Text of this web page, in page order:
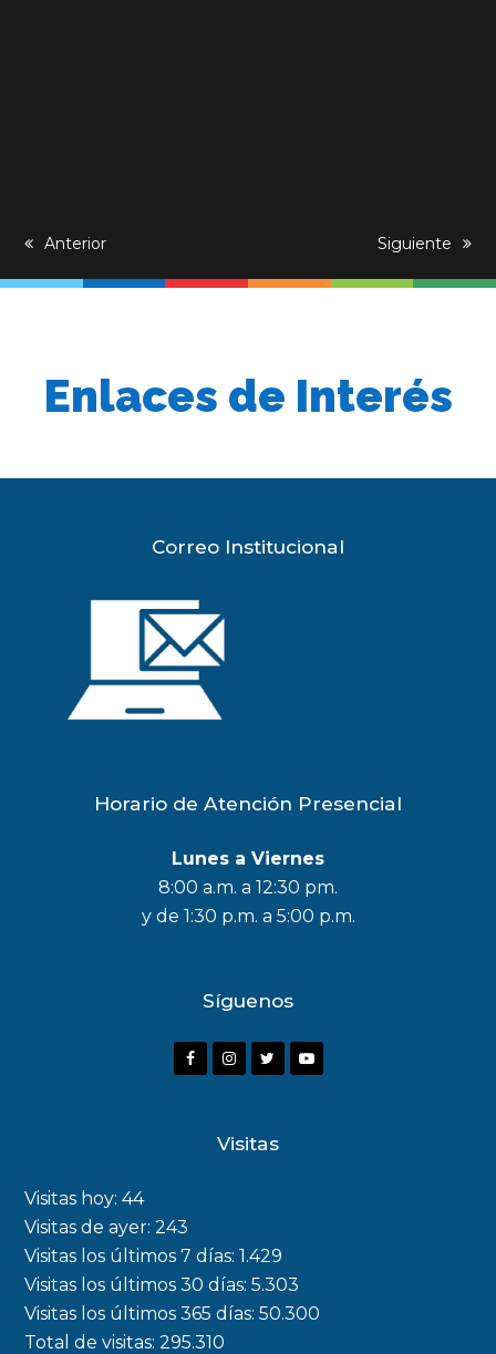
previous
Anterior
next
Siguiente
Enlaces de Interés
Correo Institucional
Horario de Atención Presencial
Lunes a Viernes
8:00 a.m. a 12:30 pm.
y de 1:30 p.m. a 5:00 p.m.
Síguenos
F
o
k
I
a
m
r
Y
Visitas
Visitas hoy:44
Visitas de ayer:243
Visitas los últimos 7 días:1.429
Visitas los últimos 30 días:5.303
Visitas los últimos 365 días:50.300
Total de visitas:295.310